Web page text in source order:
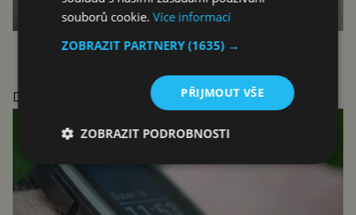
Kovový pásek v balení potěší
Další fotografie
souborů cookie.Více informací
ZOBRAZIT PARTNERY(1635) →
PŘIJMOUT VŠE
ZOBRAZIT PODROBNOSTI